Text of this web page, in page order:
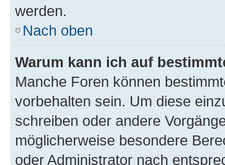
werden.
Nach oben
Warum kann ich auf
Manche Foren können
vorbehalten sein. Um diese
schreiben oder andere
möglicherweise besondere
oder Administrator nach